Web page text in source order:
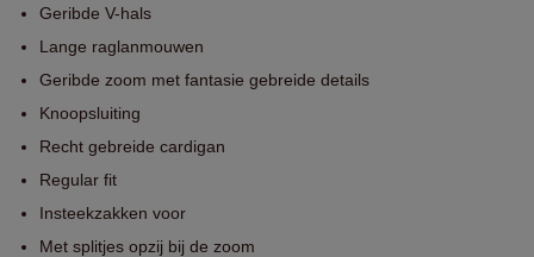
Geribde V-hals
Lange raglanmouwen
Geribde zoom met fantasie gebreide details
Knoopsluiting
Recht gebreide cardigan
Regular fit
Insteekzakken voor
Met splitjes opzij bij de zoom